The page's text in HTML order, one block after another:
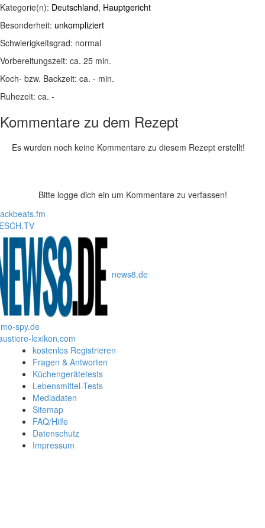
Kategorie(n): Deutschland, Hauptgericht
Besonderheit: unkompliziert
Schwierigkeitsgrad: normal
Vorbereitungszeit: ca. 25 min.
Koch- bzw. Backzeit: ca. - min.
Ruhezeit: ca. -
Kommentare zu dem Rezept
Es wurden noch keine Kommentare zu diesem Rezept erstellt!
Bitte logge dich ein um Kommentare zu verfassen!
news8.de
spy.de
lexikon.com
kostenlos Registrieren
Fragen & Antworten
Küchengerätetests
Lebensmittel-Tests
Mediadaten
Sitemap
FAQ/Hilfe
Datenschutz
Impressum